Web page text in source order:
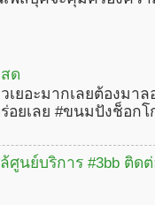
ด
เยอะมากเลยต้องมา
อยเลย #ขนมปังช็อก
นย์บริการ #3bb ติดต่